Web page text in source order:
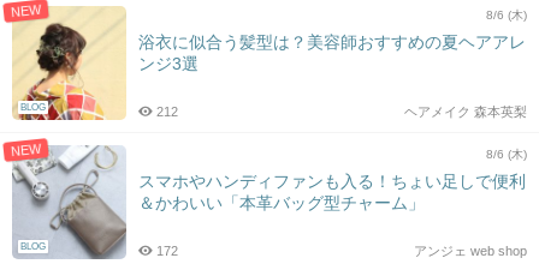
NEW
BLOG
8/6 (木)
浴衣に似合う髪型は？美容師おすすめの夏ヘアアレ
ンジ3選
ヘアメイク 森本英梨
212
NEW
BLOG
8/6 (木)
スマホやハンディファンも入る！ちょい足しで便利
＆かわいい「本革バッグ型チャーム」
アンジェ web shop
172